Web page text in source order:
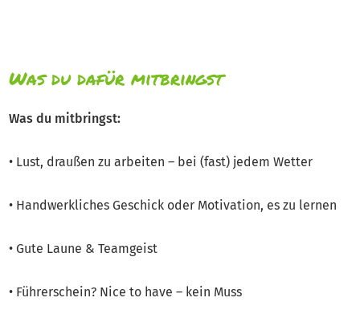
Was du dafür mitbringst
Was du mitbringst:
• Lust, draußen zu arbeiten – bei (fast) jedem Wetter
• Handwerkliches Geschick oder Motivation, es zu lernen
• Gute Laune & Teamgeist
• Führerschein? Nice to have – kein Muss